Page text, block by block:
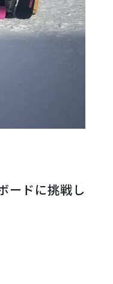
ードに挑戦し